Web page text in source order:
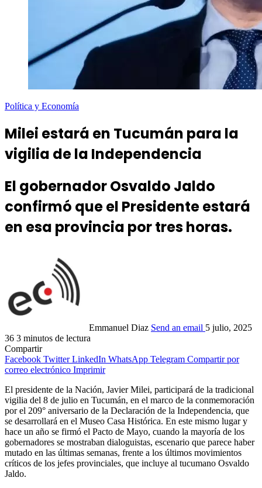
Política y Economía
Milei estará en Tucumán para la
vigilia de la Independencia
El gobernador Osvaldo Jaldo
confirmó que el Presidente estará
en esa provincia por tres horas.
Emmanuel Diaz Send an email 5 julio, 2025
36 3 minutos de lectura
Compartir
Facebook Twitter LinkedIn WhatsApp Telegram Compartir por
correo electrónico Imprimir
El presidente de la Nación, Javier Milei, participará de la tradicional
vigilia del 8 de julio en Tucumán, en el marco de la conmemoración
por el 209° aniversario de la Declaración de la Independencia, que
se desarrollará en el Museo Casa Histórica. En este mismo lugar y
hace un año se firmó el Pacto de Mayo, cuando la mayoría de los
gobernadores se mostraban dialoguistas, escenario que parece haber
mutado en las últimas semanas, frente a los últimos movimientos
críticos de los jefes provinciales, que incluye al tucumano Osvaldo
Jaldo.